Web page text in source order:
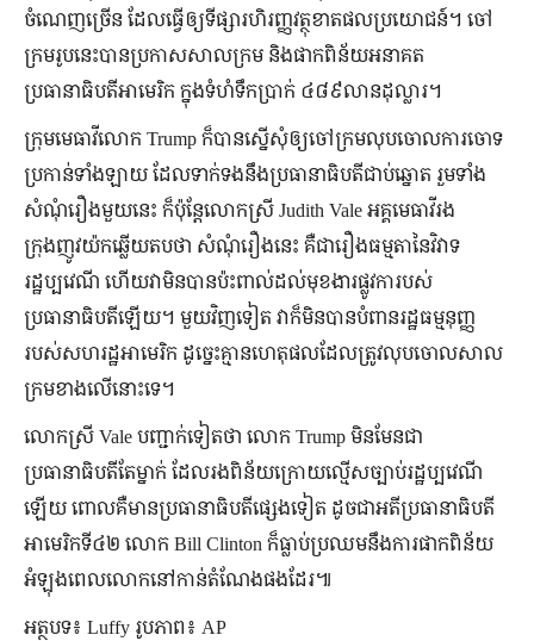
ចំណេញច្រើន ដែលធ្វើឲ្យទីផ្សារហិរញ្ញវត្ថុខាតផលប្រយោជន៍។ ចៅ
ក្រមរូបនេះបានប្រកាសសាលក្រម និងផាកពិន័យអនាគត
ប្រធានាធិបតីអាមេរិក ក្នុងទំហំទឹកប្រាក់ ៤៨៩លានដុល្លារ។
ក្រុមមេធាវីលោក Trump ក៏បានស្នើសុំឲ្យចៅក្រមលុបចោលការចោទ
ប្រកាន់ទាំងឡាយ ដែលទាក់ទងនឹងប្រធានាធិបតីជាប់ឆ្នោត រួមទាំង
សំណុំរឿងមួយនេះ ក៏ប៉ុន្តែលោកស្រី Judith Vale អគ្គមេធាវីរង
ក្រុងញូវយ៉កឆ្លើយតបថា សំណុំរឿងនេះ គឺជារឿងធម្មតានៃវិវាទ
រដ្ឋប្បវេណី ហើយវាមិនបានប៉ះពាល់ដល់មុខងារផ្លូវការបស់
ប្រធានាធិបតីឡើយ។ មួយវិញទៀត វាក៏មិនបានបំពានរដ្ឋធម្មនុញ្ញ
របស់សហរដ្ឋអាមេរិក ដូច្នេះគ្មានហេតុផលដែលត្រូវលុបចោលសាល
ក្រមខាងលើនោះទេ។
លោកស្រី Vale បញ្ជាក់ទៀតថា លោក Trump មិនមែនជា
ប្រធានាធិបតីតែម្នាក់ ដែលរងពិន័យក្រោយល្មើសច្បាប់រដ្ឋប្បវេណី
ឡើយ ពោលគឺមានប្រធានាធិបតីផ្សេងទៀត ដូចជាអតីប្រធានាធិបតី
អាមេរិកទី៤២ លោក Bill Clinton ក៏ធ្លាប់ប្រឈមនឹងការផាកពិន័យ
អំឡុងពេលលោកនៅកាន់តំណែងផងដែរ៕
អត្ថបទ៖ Luffy រូបភាព៖ AP